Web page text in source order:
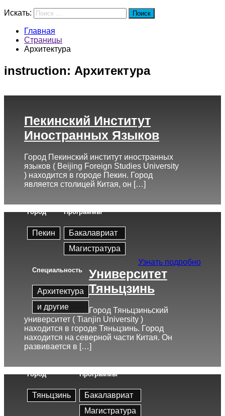
Искать: Поиск
Главная
Страницы
Архитектура
instruction: Архитектура
Пекинский Институт
Иностранных Языков
Город Пекинский институт иностранных
языков ( Beijing Foreign Studies University
) находится в городе Пекин. Город
является столицей Китая, он […]
Город
Пекин
Программы
Бакалавриат
Магистратура
Cпециальность
Архитектура
и другие
Узнать подробно
Университет
Тяньцзинь
Город Тяньцзиньский
университет ( Tianjin University )
находится в городе Тяньцзинь. Город
находится на северной части Китая. Он
развивается в […]
Город
Тяньцзинь
Программы
Бакалавриат
Магистратура